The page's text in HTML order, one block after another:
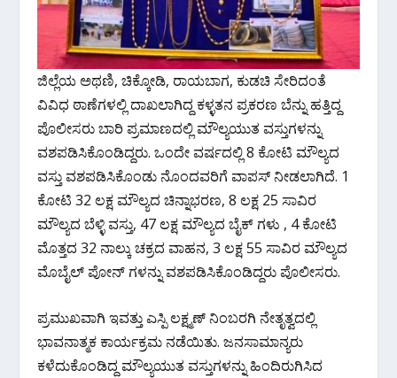
ಜಿಲ್ಲೆಯ ಅಥಣಿ, ಚಿಕ್ಕೋಡಿ, ರಾಯಬಾಗ, ಕುಡಚಿ ಸೇರಿದಂತೆ
ವಿವಿಧ ಠಾಣೆಗಳಲ್ಲಿ ದಾಖಲಾಗಿದ್ದ ಕಳ್ಳತನ ಪ್ರಕರಣ ಬೆನ್ನು ಹತ್ತಿದ್ದ
ಪೊಲೀಸರು ಬಾರಿ ಪ್ರಮಾಣದಲ್ಲಿ ಮೌಲ್ಯಯುತ ವಸ್ತುಗಳನ್ನು
ವಶಪಡಿಸಿಕೊಂಡಿದ್ದರು. ಒಂದೇ ವರ್ಷದಲ್ಲಿ 8 ಕೋಟಿ ಮೌಲ್ಯದ
ವಸ್ತು ವಶಪಡಿಸಿಕೊಂಡು ನೊಂದವರಿಗೆ ವಾಪಸ್ ನೀಡಲಾಗಿದೆ. 1
ಕೋಟಿ 32 ಲಕ್ಷ ಮೌಲ್ಯದ ಚಿನ್ನಾಭರಣ, 8 ಲಕ್ಷ 25 ಸಾವಿರ
ಮೌಲ್ಯದ ಬೆಳ್ಳಿ ವಸ್ತು, 47 ಲಕ್ಷ ಮೌಲ್ಯದ ಬೈಕ್ ಗಳು , 4 ಕೋಟಿ
ಮೊತ್ತದ 32 ನಾಲ್ಕು ಚಕ್ರದ ವಾಹನ, 3 ಲಕ್ಷ 55 ಸಾವಿರ ಮೌಲ್ಯದ
ಮೊಬೈಲ್ ಪೋನ್ ಗಳನ್ನು ವಶಪಡಿಸಿಕೊಂಡಿದ್ದರು ಪೊಲೀಸರು.
ಪ್ರಮುಖವಾಗಿ ಇವತ್ತು ಎಸ್ಪಿ ಲಕ್ಷ್ಮಣ್ ನಿಂಬರಗಿ ನೇತೃತ್ವದಲ್ಲಿ
ಭಾವನಾತ್ಮಕ ಕಾರ್ಯಕ್ರಮ ನಡೆಯಿತು. ಜನಸಾಮಾನ್ಯರು
ಕಳೆದುಕೊಂಡಿದ್ದ ಮೌಲ್ಯಯುತ ವಸ್ತುಗಳನ್ನು ಹಿಂದಿರುಗಿಸಿದ